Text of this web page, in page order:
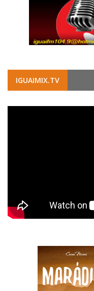
IGUAIMIX.TV